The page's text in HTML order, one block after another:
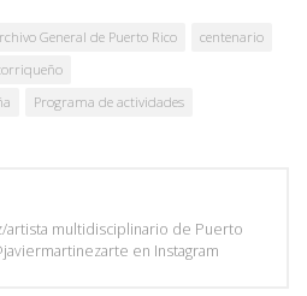
General de Puerto Rico
centenario
Programa de actividades
artista multidisciplinario de Puerto
en Instagram